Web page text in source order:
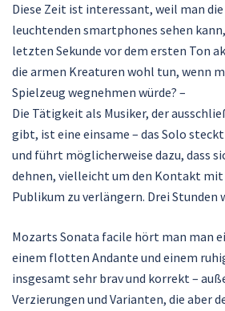
Diese Zeit ist interessant, weil man
leuchtenden smartphones sehen
letzten Sekunde vor dem ersten Ton
die armen Kreaturen wohl tun, wenn
Spielzeug wegnehmen würde? –
Die Tätigkeit als Musiker, der
gibt, ist eine einsame – das Solo
und führt möglicherweise dazu, dass
dehnen, vielleicht um den Kontakt
Publikum zu verlängern. Drei Stunden
Mozarts Sonata facile hört man man
einem flotten Andante und einem
insgesamt sehr brav und korrekt –
Verzierungen und Varianten, die aber